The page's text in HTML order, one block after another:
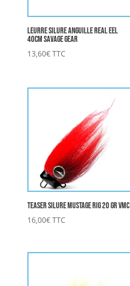
Leurre Silure Anguille Real EEL
40cm SAVAGE GEAR
13,60€TTC
Teaser Silure Mustage rig 20 gr VMC
16,00€TTC